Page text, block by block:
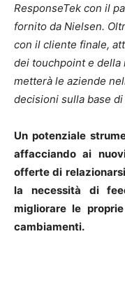
ResponseTek con il
fornito da Nielsen.
con il cliente finale,
dei touchpoint e della
metterà le aziende
decisioni sulla base
Un potenziale
affacciando ai
offerte di
la necessità di
migliorare le
cambiamenti.